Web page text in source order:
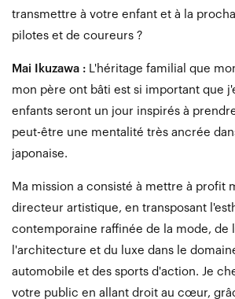
transmettre à votre enfant et à la
pilotes et de coureurs ?
Mai Ikuzawa :
L'héritage familial que
mon père ont bâti est si important que
enfants seront un jour inspirés à
peut-être une mentalité très ancrée
japonaise.
Ma mission a consisté à mettre à profit
directeur artistique, en transposant
contemporaine raffinée de la mode, de
l'architecture et du luxe dans le
automobile et des sports d'action. Je
votre public en allant droit au cœur,